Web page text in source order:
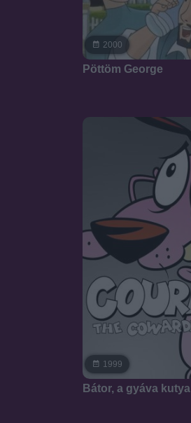
2000
Pöttöm George
1999
Bátor, a gyáva kutya